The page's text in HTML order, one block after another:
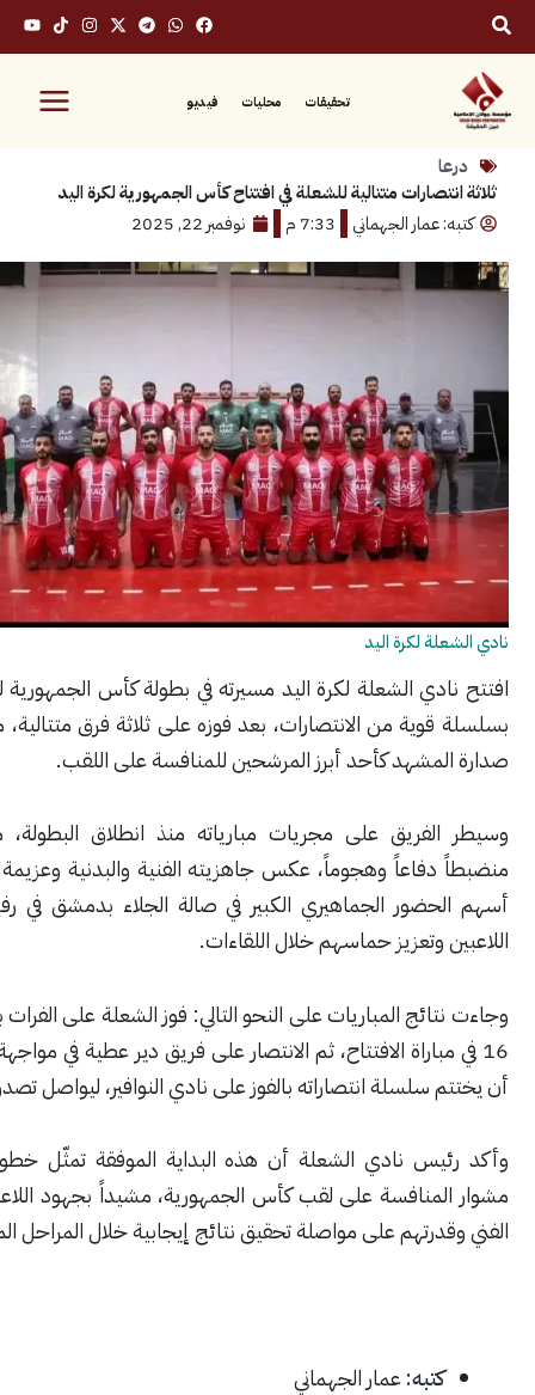
محليات فيديو
متتالية للشعلة في افتتاح كأس الجمهورية لكرة اليد
عمار الجهماني
7:33 م نوفمبر 22, 2025
لكرة اليد
افتتح نادي الشعلة لكرة اليد مسيرته في بطولة كأس الجمهورية لعام 2025
من الانتصارات، بعد فوزه على ثلاثة فرق متتالية، ما وضعه في
كأحد أبرز المرشحين للمنافسة على اللقب.
على مجريات مبارياته منذ انطلاق البطولة، مقدماً أداءً
وهجوماً، عكس جاهزيته الفنية والبدنية وعزيمة لاعبيه. كما
الجماهيري الكبير في صالة الجلاء بدمشق في رفع معنويات
وتعزيز حماسهم خلال اللقاءات.
وجاءت نتائج المباريات على النحو التالي: فوز الشعلة على الفرات بنتيجة 25-
مباراة الافتتاح، ثم الانتصار على فريق دير عطية في مواجهة قوية، قبل
سلسلة انتصاراته بالفوز على نادي النوافير، ليواصل تصدره للبطولة.
نادي الشعلة أن هذه البداية الموفقة تمثّل خطوة مهمة في
على لقب كأس الجمهورية، مشيداً بجهود اللاعبين والجهاز
على مواصلة تحقيق نتائج إيجابية خلال المراحل المقبلة.
عمار الجهماني